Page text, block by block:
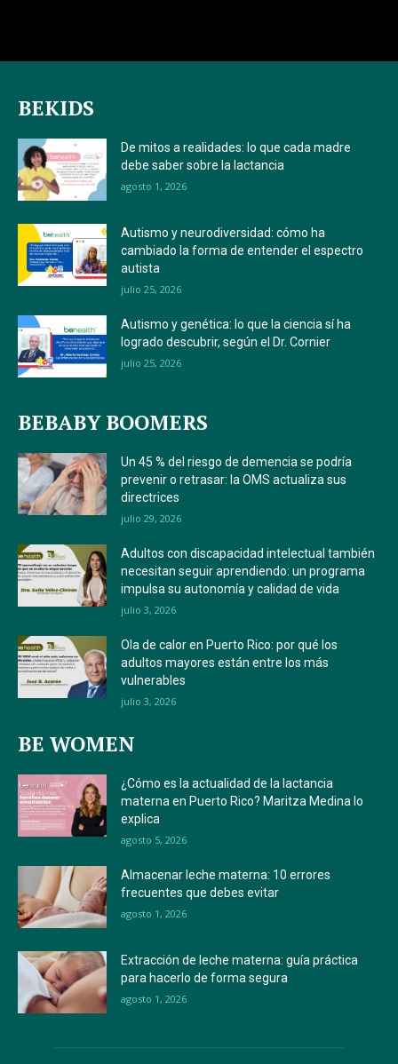
BEKIDS
De mitos a realidades: lo que cada madre
debe saber sobre la lactancia
agosto 1, 2026
Autismo y neurodiversidad: cómo ha
cambiado la forma de entender el espectro
autista
julio 25, 2026
Autismo y genética: lo que la ciencia sí ha
logrado descubrir, según el Dr. Cornier
julio 25, 2026
BEBABY BOOMERS
Un 45 % del riesgo de demencia se podría
prevenir o retrasar: la OMS actualiza sus
directrices
julio 29, 2026
Adultos con discapacidad intelectual también
necesitan seguir aprendiendo: un programa
impulsa su autonomía y calidad de vida
julio 3, 2026
Ola de calor en Puerto Rico: por qué los
adultos mayores están entre los más
vulnerables
julio 3, 2026
BE WOMEN
¿Cómo es la actualidad de la lactancia
materna en Puerto Rico? Maritza Medina lo
explica
agosto 5, 2026
Almacenar leche materna: 10 errores
frecuentes que debes evitar
agosto 1, 2026
Extracción de leche materna: guía práctica
para hacerlo de forma segura
agosto 1, 2026